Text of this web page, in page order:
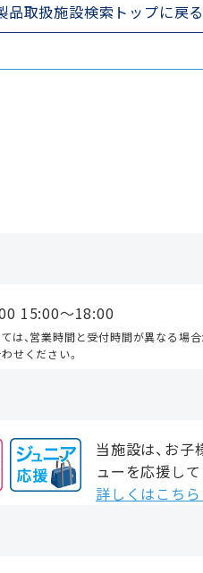
品取扱施設検索トップに戻る
15:00〜18:00
は、営業時間と受付時間が異なる場
せください。
当施設は、お
ューを応援して
詳しくはこちら